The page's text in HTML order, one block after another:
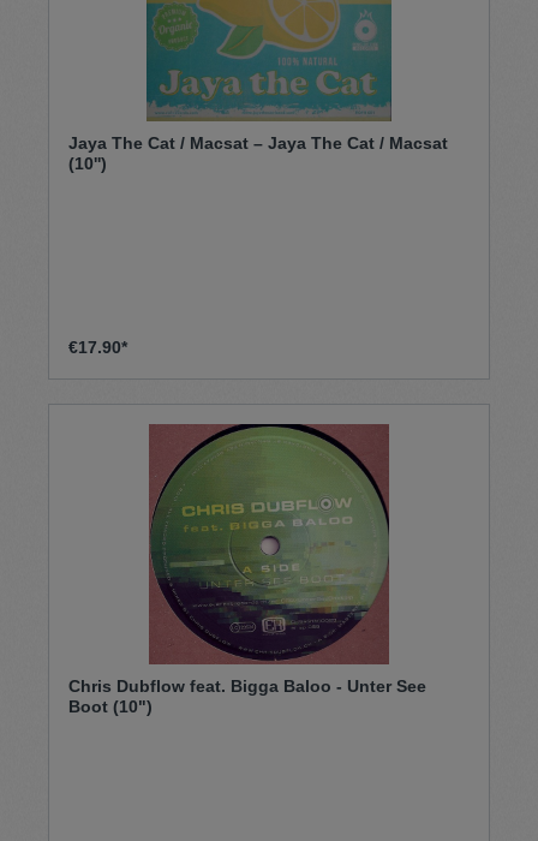
Jaya The Cat / Macsat – Jaya The Cat / Macsat
(10'')
€17.90*
Chris Dubflow feat. Bigga Baloo - Unter See
Boot (10")